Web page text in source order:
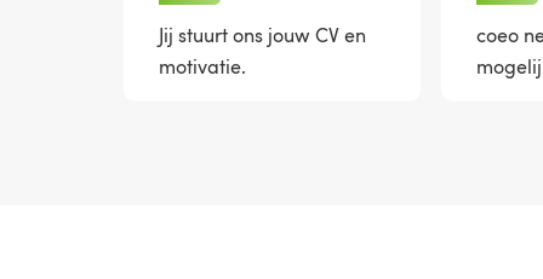
Jij stuurt ons jouw CV en
motivatie.
coeo